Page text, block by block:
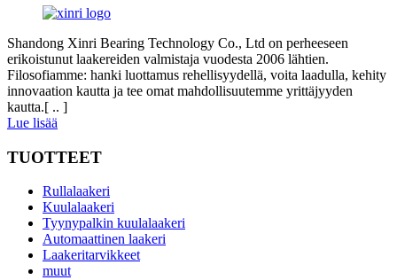
Shandong Xinri Bearing Technology Co., Ltd on perheeseen
erikoistunut laakereiden valmistaja vuodesta 2006 lähtien.
Filosofiamme: hanki luottamus rehellisyydellä, voita laadulla, kehity
innovaation kautta ja tee omat mahdollisuutemme yrittäjyyden
kautta.[ .. ]
Lue lisää
TUOTTEET
Rullalaakeri
Kuulalaakeri
Tyynypalkin kuulalaakeri
Automaattinen laakeri
Laakeritarvikkeet
muut